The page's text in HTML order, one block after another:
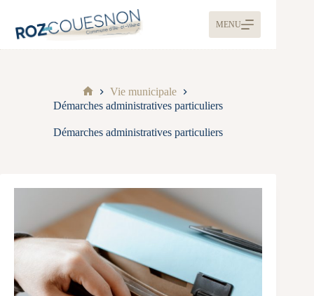
MENU
Vie municipale
Démarches administratives particuliers
Démarches administratives particuliers